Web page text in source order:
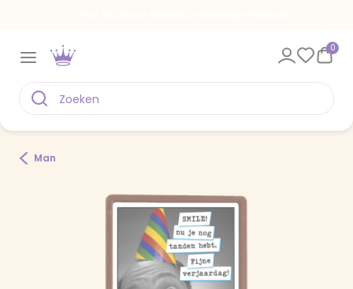
0
Man